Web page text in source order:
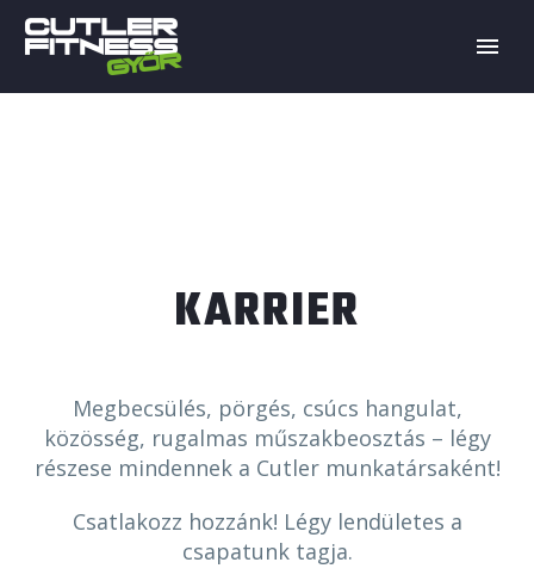
KARRIER
Megbecsülés, pörgés, csúcs hangulat,
közösség, rugalmas műszakbeosztás – légy
részese mindennek a Cutler munkatársaként!
Csatlakozz hozzánk! Légy lendületes a
csapatunk tagja.